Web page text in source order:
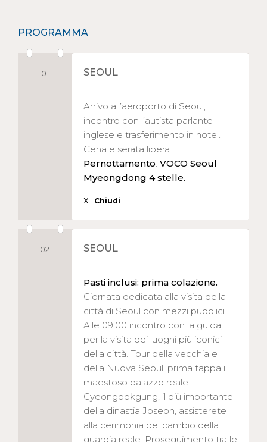
PROGRAMMA
01 SEOUL
Arrivo all’aeroporto di Seoul,
incontro con l’autista parlante
inglese e trasferimento in hotel.
Cena e serata libera.
Pernottamento: VOCO Seoul
Myeongdong 4 stelle.
X Chiudi
02 SEOUL
Pasti inclusi: prima colazione.
Giornata dedicata alla visita della
città di Seoul con mezzi pubblici.
Alle 09:00 incontro con la guida,
per la visita dei luoghi più iconici
della città. Tour della vecchia e
della Nuova Seoul, prima tappa il
maestoso palazzo reale
Gyeongbokgung, il più importante
della dinastia Joseon, assisterete
alla cerimonia del cambio della
guardia reale. Proseguimento tra le